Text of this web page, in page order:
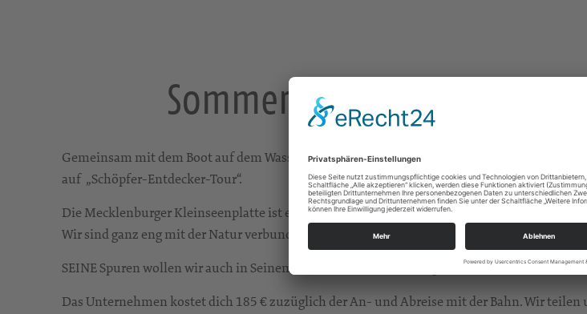
Sommer-Lager für
Gemeinsam mit dem Boot auf dem Wasser unterwegs. Dabei macht man eine ganz
auf „Schöpfer-Entdecker-Tour“.
Die Mecklenburger Kleinseenplatte ist ein echtes Paradies für Kanuten. Enge Kanäle
Wir sind ganz eng mit der Natur verbunden und fühlen, wir sind ein Teil davon. Dabei
SEINE Spuren wollen wir auch in Seinem Wort entdecken, bei Gesprächen in froher Runde,
Das Unternehmen kostet dich 185 € zuzüglich der An- und Abreise mit der Bahn. Wir